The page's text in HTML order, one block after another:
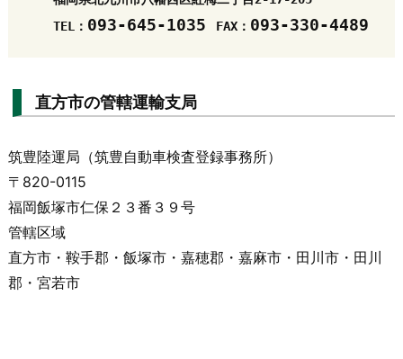
TEL： 093-645-1035 FAX：
直方市の管轄運輸支局
筑豊陸運局（筑豊自動車検査登録事務所）
〒820-0115
福岡飯塚市仁保２３番３９号
管轄区域
直方市・鞍手郡・飯塚市・嘉穂郡・嘉麻市・田川市・田川
郡・宮若市